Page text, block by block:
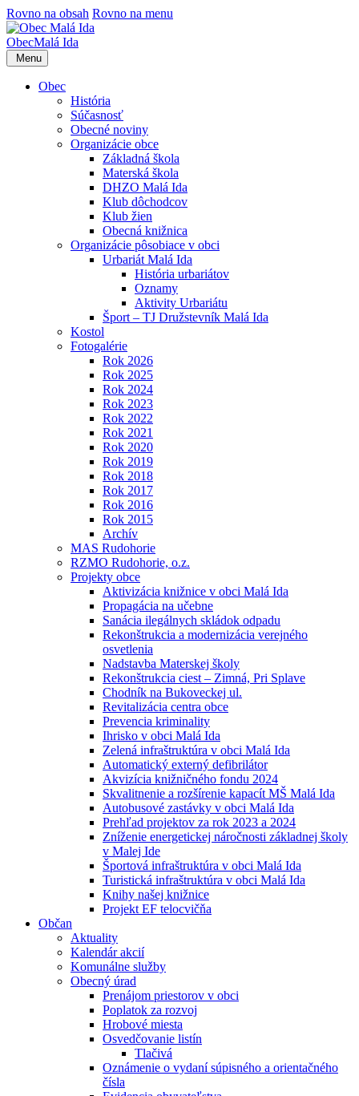
Rovno na obsah Rovno na menu
ObecMalá Ida
Menu
Obec
História
Súčasnosť
Obecné noviny
Organizácie obce
Základná škola
Materská škola
DHZO Malá Ida
Klub dôchodcov
Klub žien
Obecná knižnica
Organizácie pôsobiace v obci
Urbariát Malá Ida
História urbariátov
Oznamy
Aktivity Urbariátu
Šport – TJ Družstevník Malá Ida
Kostol
Fotogalérie
Rok 2026
Rok 2025
Rok 2024
Rok 2023
Rok 2022
Rok 2021
Rok 2020
Rok 2019
Rok 2018
Rok 2017
Rok 2016
Rok 2015
Archív
MAS Rudohorie
RZMO Rudohorie, o.z.
Projekty obce
Aktivizácia knižnice v obci Malá Ida
Propagácia na učebne
Sanácia ilegálnych skládok odpadu
Rekonštrukcia a modernizácia verejného
osvetlenia
Nadstavba Materskej školy
Rekonštrukcia ciest – Zimná, Pri Splave
Chodník na Bukoveckej ul.
Revitalizácia centra obce
Prevencia kriminality
Ihrisko v obci Malá Ida
Zelená infraštruktúra v obci Malá Ida
Automatický externý defibrilátor
Akvizícia knižničného fondu 2024
Skvalitnenie a rozšírenie kapacít MŠ Malá Ida
Autobusové zastávky v obci Malá Ida
Prehľad projektov za rok 2023 a 2024
Zníženie energetickej náročnosti základnej školy
v Malej Ide
Športová infraštruktúra v obci Malá Ida
Turistická infraštruktúra v obci Malá Ida
Knihy našej knižnice
Projekt EF telocvičňa
Občan
Aktuality
Kalendár akcií
Komunálne služby
Obecný úrad
Prenájom priestorov v obci
Poplatok za rozvoj
Hrobové miesta
Osvedčovanie listín
Tlačivá
Oznámenie o vydaní súpisného a orientačného
čísla